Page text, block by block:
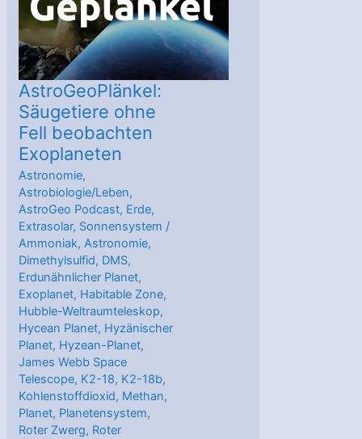
felsigen
Exoplaneten
AstroGeoPlänkel:
Säugetiere ohne
Fell beobachten
Exoplaneten
Astronomie,
Astrobiologie/Leben,
AstroGeo Podcast, Erde,
Extrasolar, Sonnensystem /
Ammoniak,Astronomie,
Dimethylsulfid, DMS,
Erdunähnlicher Planet,
Exoplanet, Habitable Zone,
Hubble-Weltraumteleskop,
Hycean Planet, Hyzänischer
Planet, Hyzean-Planet,
James Webb Space
Telescope, K2-18, K2-18b,
Kohlenstoffdioxid, Methan,
Planet, Planetensystem,
Roter Zwerg, Roter